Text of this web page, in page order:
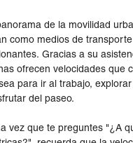
de la movilidad
como medios de
Gracias a su
ofrecen velocidades que
para ir al trabajo,
del paseo.
vez que te preguntes "¿A